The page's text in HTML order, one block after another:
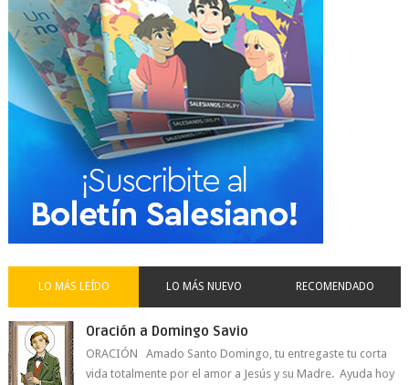
LO MÁS LEÍDO LO MÁS NUEVO RECOMENDADO
Oración a Domingo Savio
ORACIÓN Amado Santo Domingo, tu entregaste tu corta
vida totalmente por el amor a Jesús y su Madre. Ayuda hoy